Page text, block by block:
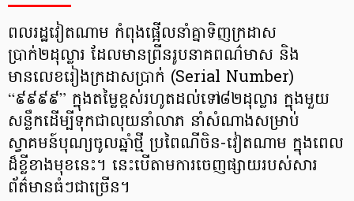
ពលរដ្ឋវៀតណាម កំពុងផ្អើលនាំគ្នាទិញក្រដាស
ប្រាក់២ដុល្លារ ដែលមានព្រីនរូបនាគពណ៌មាស និង
មានលេខរៀងក្រដាសប្រាក់ (Serial Number)
“៩៩៩៩” ក្នុងតម្លៃខ្ពស់រហូតដល់ទៅ៨២ដុល្លារ ក្នុងមួយ
សន្លឹកដើម្បីទុកជាលុយនាំលាភ នាំសំណាងសម្រាប់
ស្វាគមន៍បុណ្យចូលឆ្នាំថ្មី ប្រពៃណីចិន-វៀតណាម ក្នុងពេល
ដ៏ខ្លីខាងមុខនេះ។ នេះបើតាមការចេញផ្សាយរបស់សារ
ព័ត៌មានធំៗជាច្រើន។